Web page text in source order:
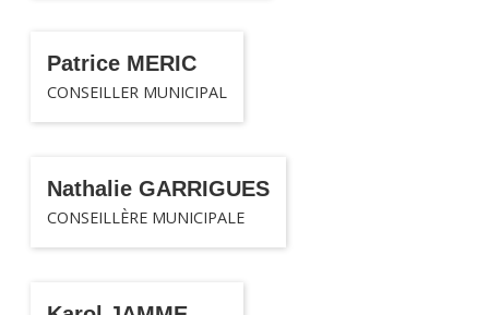
Patrice MERIC
CONSEILLER MUNICIPAL
Nathalie GARRIGUES
CONSEILLÈRE MUNICIPALE